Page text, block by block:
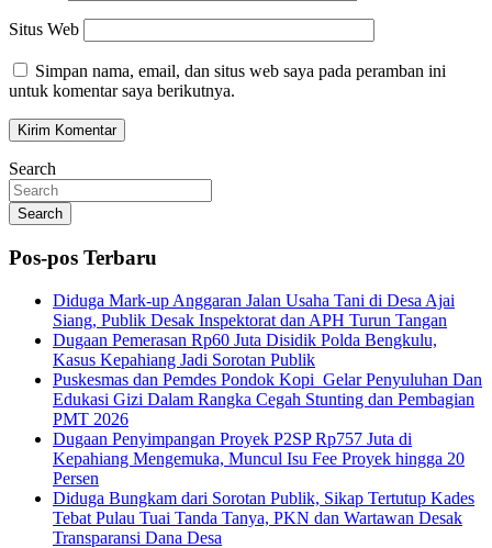
Situs Web
Simpan nama, email, dan situs web saya pada peramban ini
untuk komentar saya berikutnya.
Search
Search
Pos-pos Terbaru
Diduga Mark-up Anggaran Jalan Usaha Tani di Desa Ajai
Siang, Publik Desak Inspektorat dan APH Turun Tangan
Dugaan Pemerasan Rp60 Juta Disidik Polda Bengkulu,
Kasus Kepahiang Jadi Sorotan Publik
Puskesmas dan Pemdes Pondok Kopi Gelar Penyuluhan Dan
Edukasi Gizi Dalam Rangka Cegah Stunting dan Pembagian
PMT 2026
Dugaan Penyimpangan Proyek P2SP Rp757 Juta di
Kepahiang Mengemuka, Muncul Isu Fee Proyek hingga 20
Persen
Diduga Bungkam dari Sorotan Publik, Sikap Tertutup Kades
Tebat Pulau Tuai Tanda Tanya, PKN dan Wartawan Desak
Transparansi Dana Desa